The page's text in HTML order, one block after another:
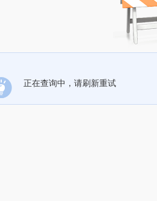
正在查询中，请刷新重试